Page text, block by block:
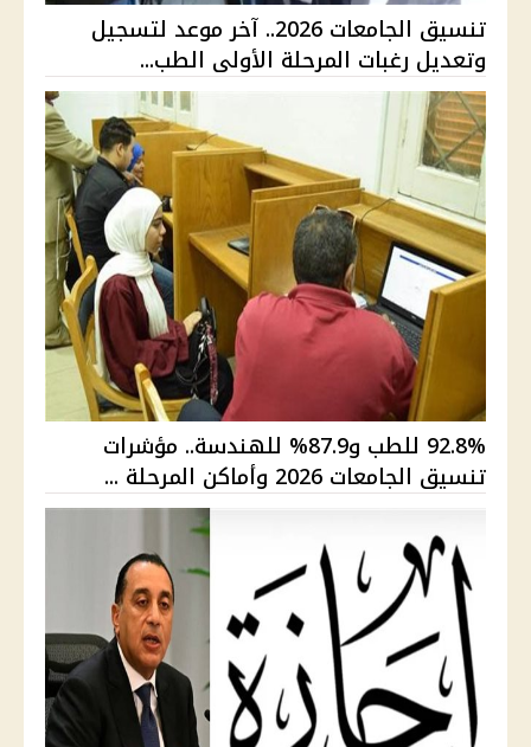
تنسيق الجامعات 2026.. آخر موعد لتسجيل
وتعديل رغبات المرحلة الأولى الطب...
92.8% للطب و87.9% للهندسة.. مؤشرات
تنسيق الجامعات 2026 وأماكن المرحلة ...